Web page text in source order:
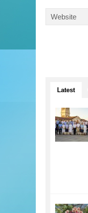
Latest